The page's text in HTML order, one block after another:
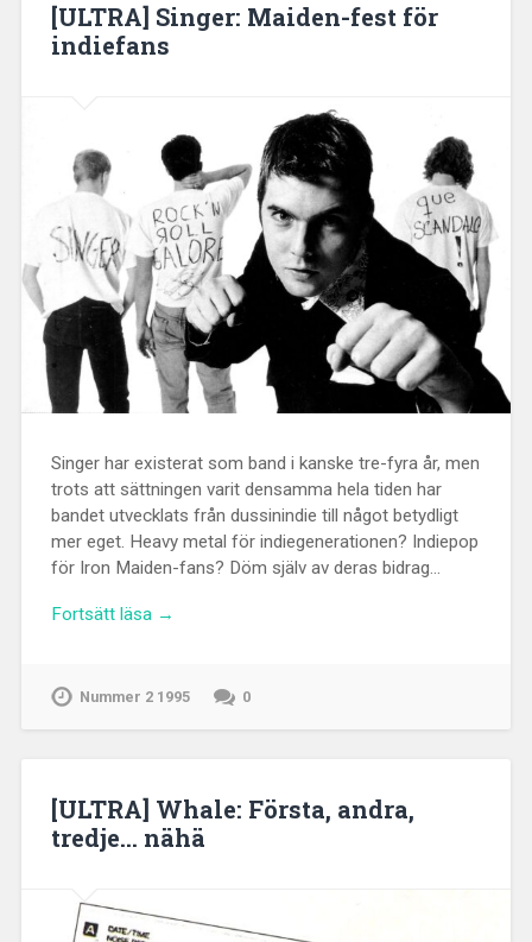
[ULTRA] Singer: Maiden-fest för
indiefans
Singer har existerat som band i kanske tre-fyra år, men
trots att sättningen varit densamma hela tiden har
bandet utvecklats från dussinindie till något betydligt
mer eget. Heavy metal för indiegenerationen? Indiepop
för Iron Maiden-fans? Döm själv av deras bidrag…
Fortsätt läsa →
Nummer 2 1995 0
[ULTRA] Whale: Första, andra,
tredje… nähä